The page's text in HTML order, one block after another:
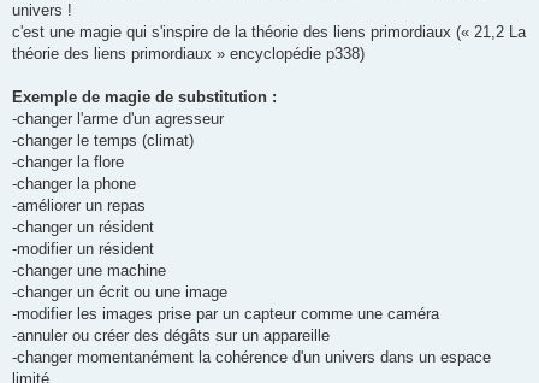
univers !
c'est une magie qui s'inspire de la théorie des liens primordiaux (« 21,2 La
théorie des liens primordiaux » encyclopédie p338)
Exemple de magie de substitution :
-changer l'arme d'un agresseur
-changer le temps (climat)
-changer la flore
-changer la phone
-améliorer un repas
-changer un résident
-modifier un résident
-changer une machine
-changer un écrit ou une image
-modifier les images prise par un capteur comme une caméra
-annuler ou créer des dégâts sur un appareille
-changer momentanément la cohérence d'un univers dans un espace
limité